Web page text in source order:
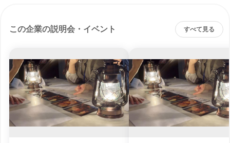
この企業の説明会・イベント すべて見る